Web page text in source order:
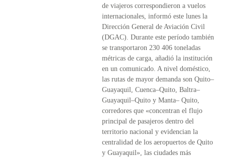
de viajeros correspondieron a vuelos
internacionales, informó este lunes la
Dirección General de Aviación Civil
(DGAC). Durante este período también
se transportaron 230 406 toneladas
métricas de carga, añadió la institución
en un comunicado. A nivel doméstico,
las rutas de mayor demanda son Quito–
Guayaquil, Cuenca–Quito, Baltra–
Guayaquil–Quito y Manta– Quito,
corredores que «concentran el flujo
principal de pasajeros dentro del
territorio nacional y evidencian la
centralidad de los aeropuertos de Quito
y Guayaquil», las ciudades más